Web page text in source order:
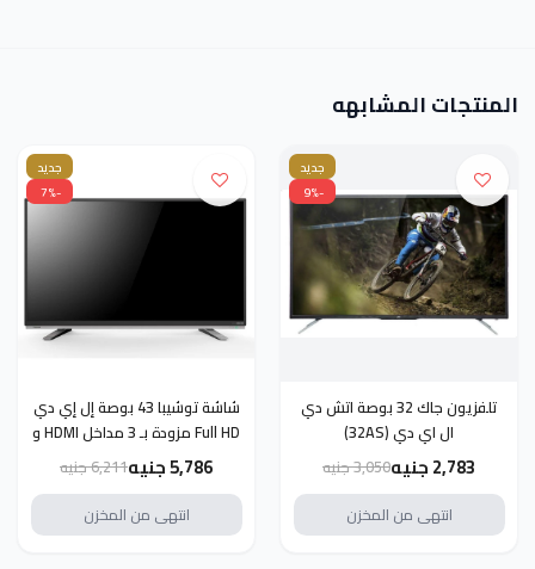
المنتجات المشابهه
جديد
-9%
تلفزيون جاك 32 بوصة اتش دي
ال اي دي ‫(32AS)
2,783 جنيه
3,050 جنيه
انتهى من المخزن
جديد
-7%
شاشة توشيبا 43 بوصة إل إي دي
Full HD مزودة بـ 3 مداخل HDMI و
مدخلين فلاشة 43L2800EV
5,786 جنيه
6,211 جنيه
انتهى من المخزن